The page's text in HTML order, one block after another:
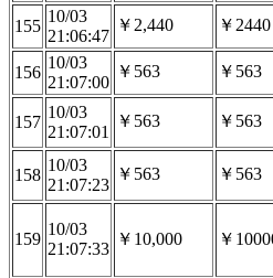
155
10/03
21:06:47
￥2,440 ￥2440
156
10/03
21:07:00
￥563 ￥563
157
10/03
21:07:01
￥563 ￥563
158
10/03
21:07:23
￥563 ￥563
159
10/03
21:07:33
￥10,000 ￥